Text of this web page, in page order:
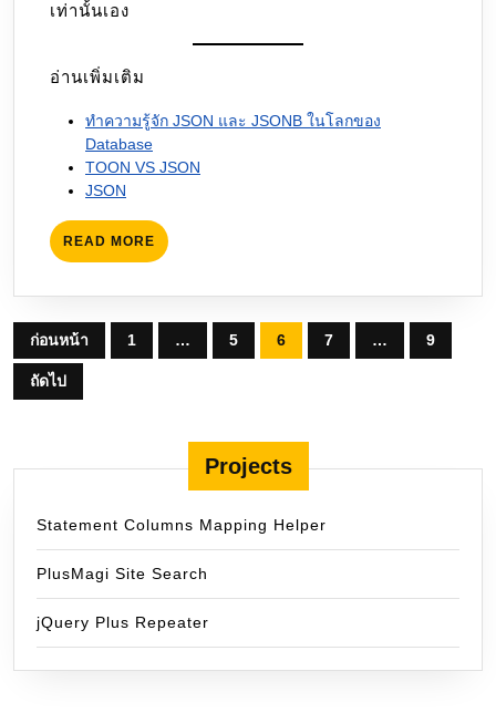
เท่านั้นเอง
อ่านเพิ่มเติม
ทำความรู้จัก JSON และ JSONB ในโลกของ
Database
TOON VS JSON
JSON
READ MORE READ
MORE
Posts
pagination
ก่อนหน้า 1 … 5 6 7 … 9
ถัดไป
Projects
Statement Columns Mapping Helper
PlusMagi Site Search
jQuery Plus Repeater